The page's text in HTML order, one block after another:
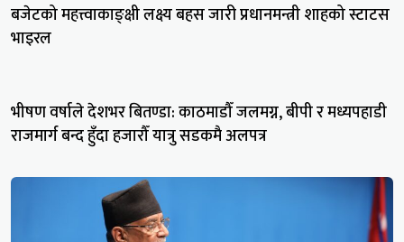
बजेटको महत्त्वाकाङ्क्षी लक्ष्य बहस जारी प्रधानमन्त्री शाहको स्टाटस
भाइरल
भीषण वर्षाले देशभर बितण्डा: काठमाडौँ जलमग्न, बीपी र मध्यपहाडी
राजमार्ग बन्द हुँदा हजारौँ यात्रु सडकमै अलपत्र